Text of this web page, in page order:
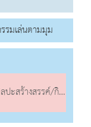
รมเล่นตามมุม
ค์/กิจกรรมเล่นตามมุม